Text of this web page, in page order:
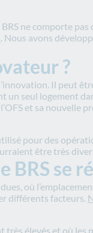
ne comporte
. Nous avons
?
Il peut
seul logement
et sa
pour des
être très
BRS
où
différents facteurs.
élevés et où les